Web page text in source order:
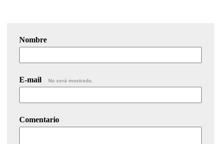
Nombre
E-mail No será mostrado.
Comentario